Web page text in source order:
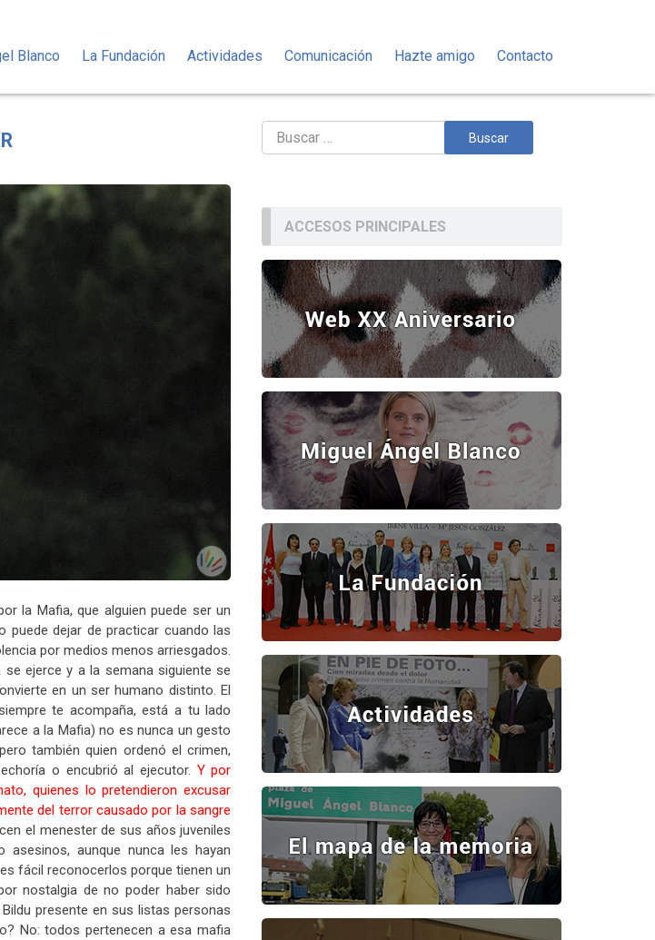
Blanco La Fundación Actividades Comunicación Hazte amigo Contacto
la Mafia, que alguien puede ser un
dejar de practicar cuando las
por medios menos arriesgados.
ejerce y a la semana siguiente se
en un ser humano distinto. El
te acompaña, está a tu lado
a la Mafia) no es nunca un gesto
también quien ordenó el crimen,
o encubrió al ejecutor. Y por
quienes lo pretendieron excusar
del terror causado por la sangre
el menester de sus años juveniles
aunque nunca les hayan
fácil reconocerlos porque tienen un
nostalgia de no poder haber sido
presente en sus listas personas
No: todos pertenecen a esa mafia
Buscar:
ACCESOS PRINCIPALES